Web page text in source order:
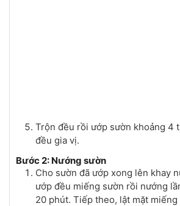
Trộn đều rồi ướp sườn khoảng 4
đều gia vị.
Bước 2: Nướng sườn
Cho sườn đã ướp xong lên khay
ướp đều miếng sườn rồi nướng
20 phút. Tiếp theo, lật mặt